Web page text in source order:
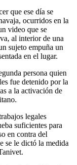
que ese día se
ocurridos en la
video que se
al interior de una
sujeto empuña un
en el lugar.
persona quien
fue detenido por la
a la activación de
legales
suficientes para
en contra del
se le dictó la medida